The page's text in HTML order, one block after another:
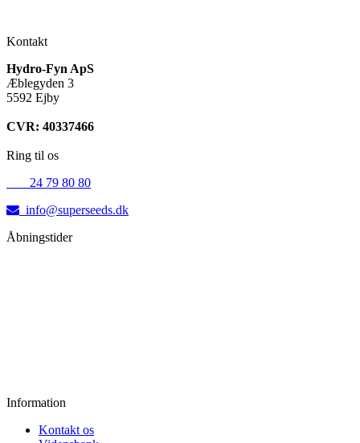
Kontakt
Hydro-Fyn ApS
Æblegyden 3
5592 Ejby
CVR: 40337466
Ring til os
24 79 80 80
info@superseeds.dk
Åbningstider
Information
Kontakt os